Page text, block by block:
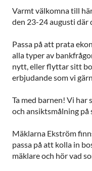
Varmt välkomna till
den 23-24 augusti där
Passa på att prata
alla typer av
nytt, eller flyttar sitt
erbjudande som vi
Ta med barnen! Vi har
och ansiktsmålning på
Mäklarna Ekström
passa på att kolla in
mäklare och hör vad